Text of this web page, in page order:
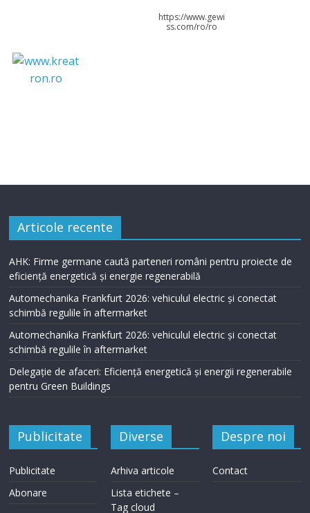
https://www.gewi
ss.com/ro/ro
Articole recente
AHK: Firme germane caută parteneri români pentru proiecte de
eficiență energetică și energie regenerabilă
Automechanika Frankfurt 2026: vehiculul electric și conectat
schimbă regulile în aftermarket
Automechanika Frankfurt 2026: vehiculul electric și conectat
schimbă regulile în aftermarket
Delegație de afaceri: Eficiență energetică și energii regenerabile
pentru Green Buildings
Publicitate
Publicitate
Abonare
Diverse
Arhiva articole
Lista etichete –
Tag cloud
Despre noi
Contact